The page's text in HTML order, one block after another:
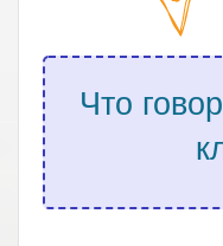
Что